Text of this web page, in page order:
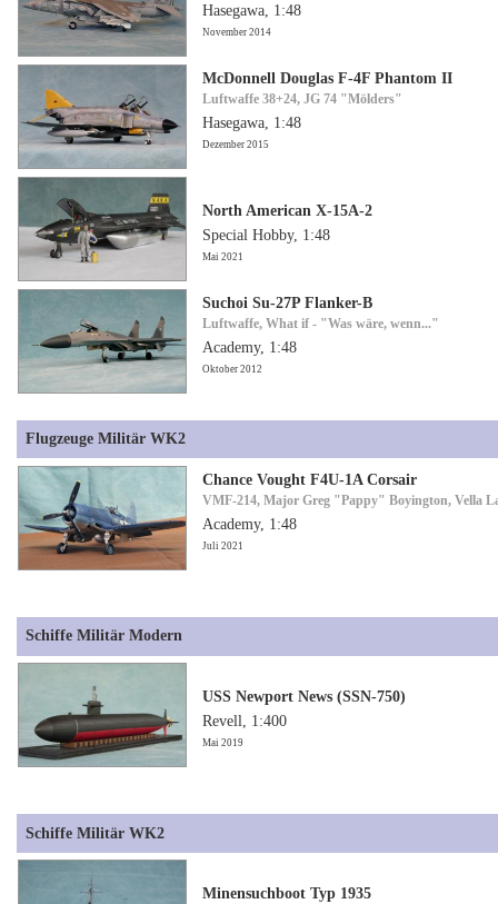
Hasegawa, 1:48
November 2014
McDonnell Douglas F-4F Phantom II
Luftwaffe 38+24, JG 74 "Mölders"
Hasegawa, 1:48
Dezember 2015
North American X-15A-2
Special Hobby, 1:48
Mai 2021
Suchoi Su-27P Flanker-B
Luftwaffe, What if - "Was wäre, wenn..."
Academy, 1:48
Oktober 2012
Flugzeuge Militär WK2
Chance Vought F4U-1A Corsair
VMF-214, Major Greg "Pappy" Boyington, Vella
Academy, 1:48
Juli 2021
Schiffe Militär Modern
USS Newport News (SSN-750)
Revell, 1:400
Mai 2019
Schiffe Militär WK2
Minensuchboot Typ 1935